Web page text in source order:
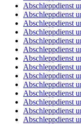
Abschleppdienst
Abschleppdienst
Abschleppdienst
Abschleppdienst
Abschleppdienst
Abschleppdienst
Abschleppdienst
Abschleppdienst
Abschleppdienst
Abschleppdienst
Abschleppdienst
Abschleppdienst
Abschleppdienst
Abschleppdienst